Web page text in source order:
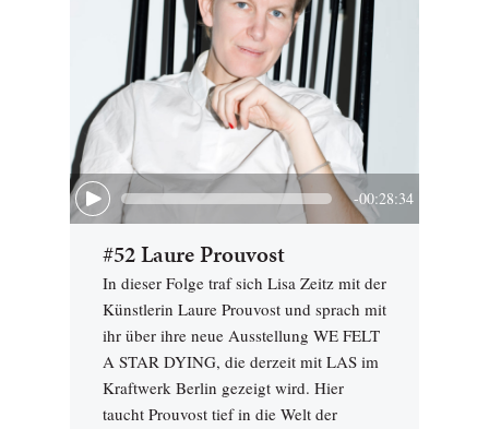
-00:28:34
#52 Laure Prouvost
In dieser Folge traf sich Lisa Zeitz mit der
Künstlerin Laure Prouvost und sprach mit
ihr über ihre neue Ausstellung WE FELT
A STAR DYING, die derzeit mit LAS im
Kraftwerk Berlin gezeigt wird. Hier
taucht Prouvost tief in die Welt der